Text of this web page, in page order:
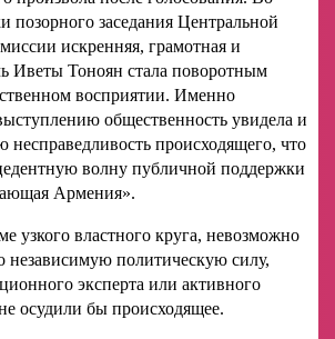
позорного заседания Центральной
искренняя, грамотная и
Иветы Тоноян стала поворотным
восприятии. Именно
общественность увидела и
несправедливость происходящего, что
волну публичной поддержки
Армения».
узкого властного круга, невозможно
независимую политическую силу,
эксперта или активного
осудили бы происходящее.